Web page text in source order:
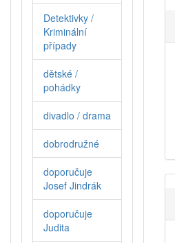
Detektivky /
Kriminální
případy
dětské /
pohádky
divadlo / drama
dobrodružné
doporučuje
Josef Jindrák
doporučuje
Judita